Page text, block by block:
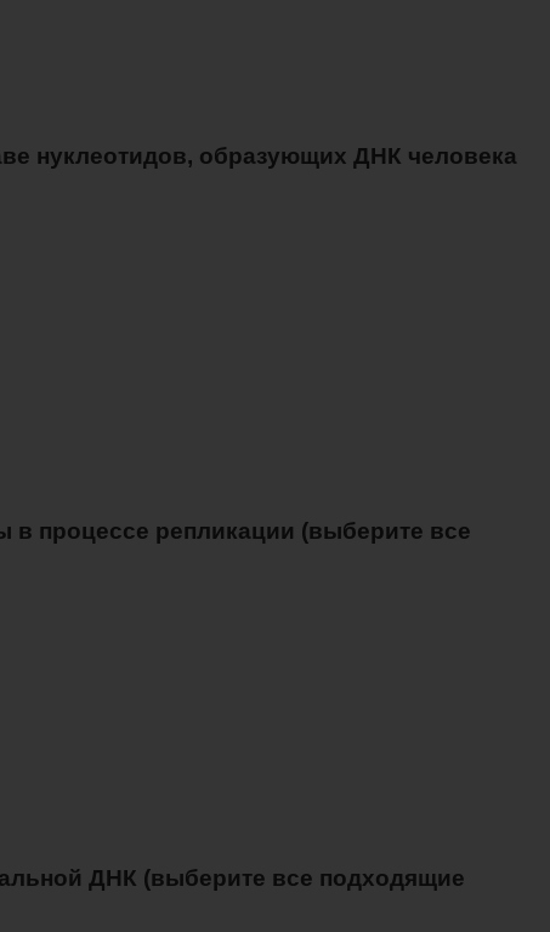
нуклеотидов, образующих ДНК человека
процессе репликации (выберите все
ДНК (выберите все подходящие